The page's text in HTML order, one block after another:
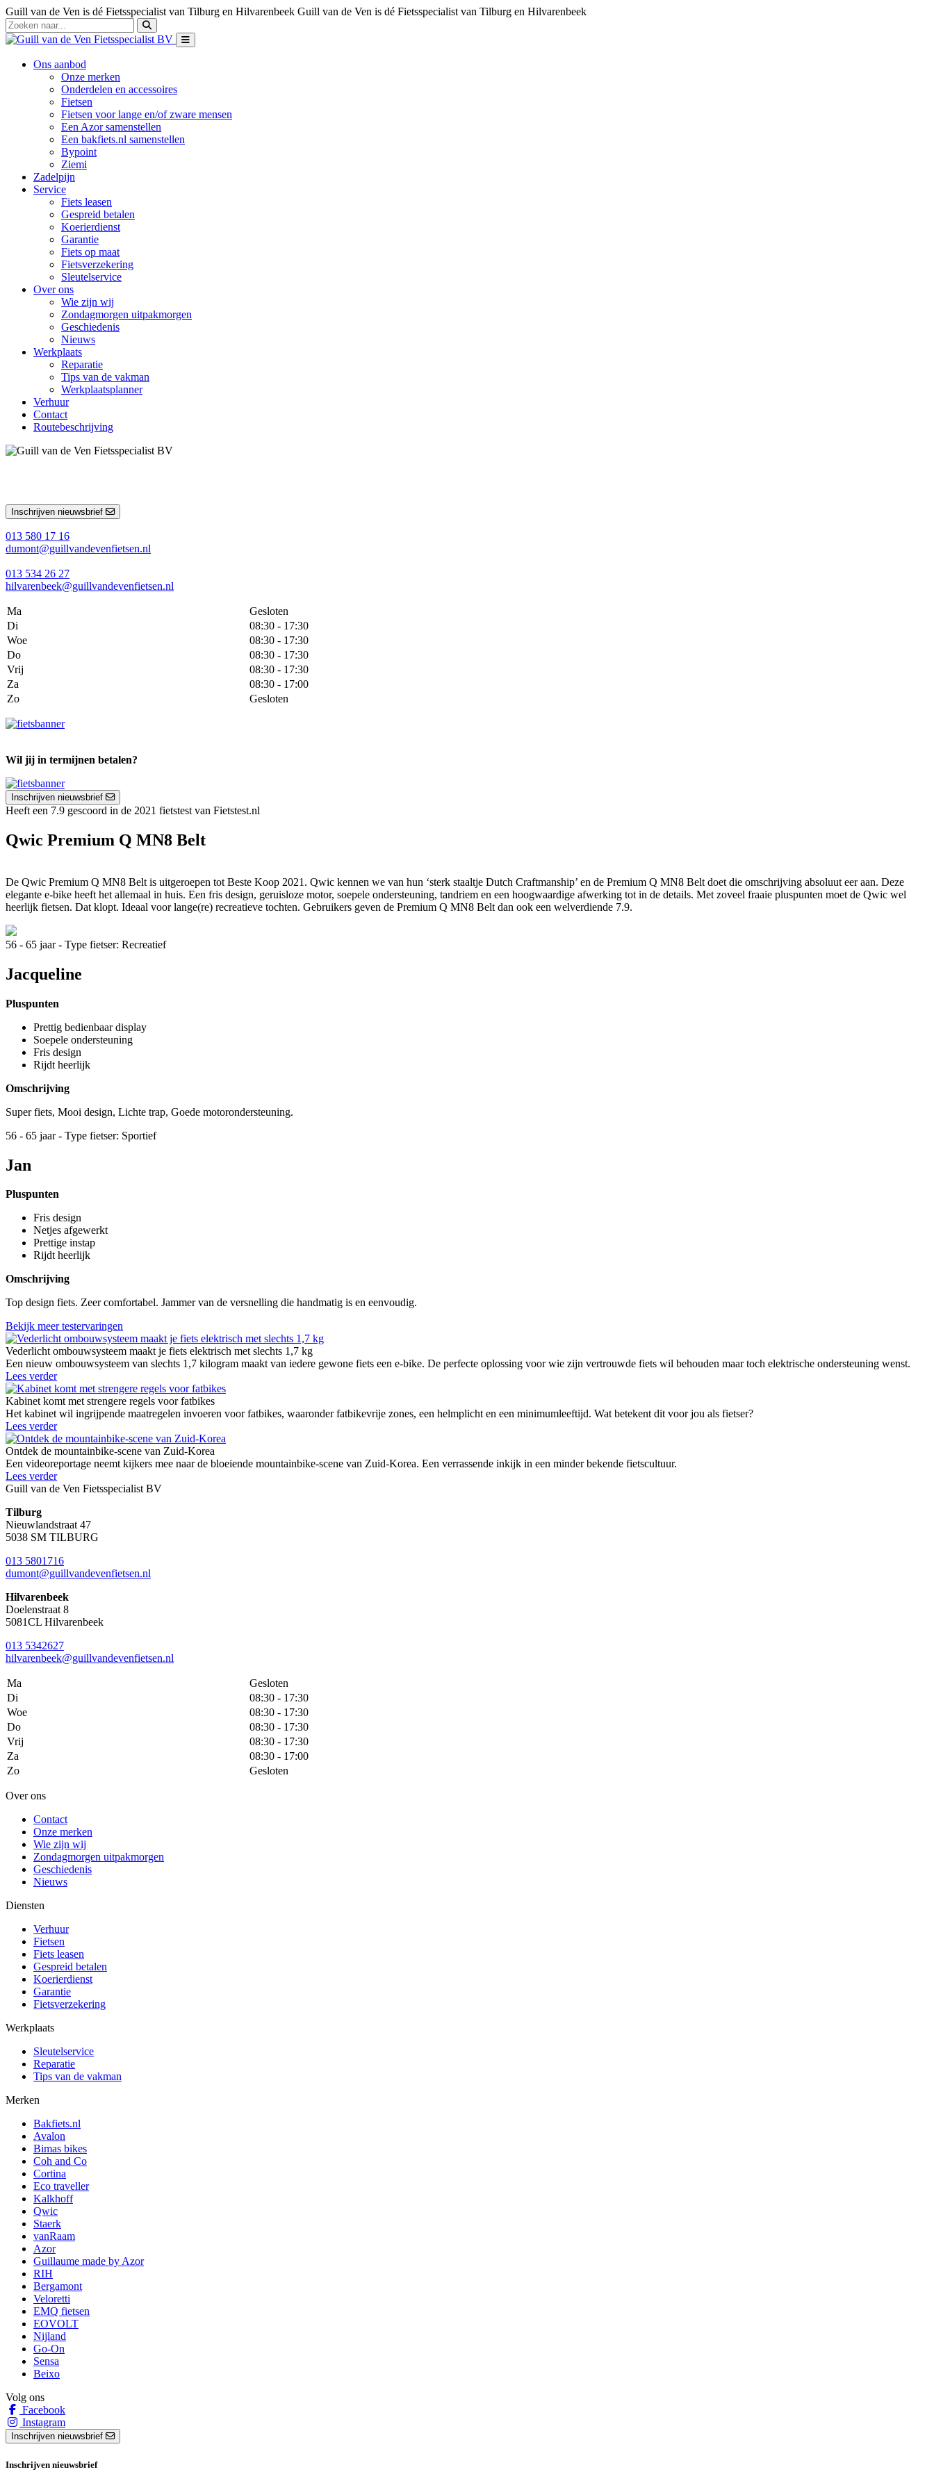
Guill van de Ven is dé Fietsspecialist van Tilburg en Hilvarenbeek Guill van de Ven is dé Fietsspecialist van Tilburg en Hilvarenbeek
Ons aanbod
Onze merken
Onderdelen en accessoires
Fietsen
Fietsen voor lange en/of zware mensen
Een Azor samenstellen
Een bakfiets.nl samenstellen
Bypoint
Ziemi
Zadelpijn
Service
Fiets leasen
Gespreid betalen
Koerierdienst
Garantie
Fiets op maat
Fietsverzekering
Sleutelservice
Over ons
Wie zijn wij
Zondagmorgen uitpakmorgen
Geschiedenis
Nieuws
Werkplaats
Reparatie
Tips van de vakman
Werkplaatsplanner
Verhuur
Contact
Routebeschrijving
Inschrijven nieuwsbrief
013 580 17 16
dumont@guillvandevenfietsen.nl
013 534 26 27
hilvarenbeek@guillvandevenfietsen.nl
Ma
Gesloten
Di
08:30 - 17:30
Woe
08:30 - 17:30
Do
08:30 - 17:30
Vrij
08:30 - 17:30
Za
08:30 - 17:00
Zo
Gesloten
Wil jij in termijnen betalen?
Inschrijven nieuwsbrief
Heeft een 7.9 gescoord in de 2021 fietstest van Fietstest.nl
Qwic Premium Q MN8 Belt
De Qwic Premium Q MN8 Belt is uitgeroepen tot Beste Koop 2021. Qwic kennen we van hun ‘sterk staaltje Dutch Craftmanship’ en de Premium Q MN8 Belt doet die omschrijving absoluut eer aan. Deze
elegante e-bike heeft het allemaal in huis. Een fris design, geruisloze motor, soepele ondersteuning, tandriem en een hoogwaardige afwerking tot in de details. Met zoveel fraaie pluspunten moet de Qwic wel
heerlijk fietsen. Dat klopt. Ideaal voor lange(re) recreatieve tochten. Gebruikers geven de Premium Q MN8 Belt dan ook een welverdiende 7.9.
56 - 65 jaar - Type fietser: Recreatief
Jacqueline
Pluspunten
Prettig bedienbaar display
Soepele ondersteuning
Fris design
Rijdt heerlijk
Omschrijving
Super fiets, Mooi design, Lichte trap, Goede motorondersteuning.
56 - 65 jaar - Type fietser: Sportief
Jan
Pluspunten
Fris design
Netjes afgewerkt
Prettige instap
Rijdt heerlijk
Omschrijving
Top design fiets. Zeer comfortabel. Jammer van de versnelling die handmatig is en eenvoudig.
Bekijk meer testervaringen
Vederlicht ombouwsysteem maakt je fiets elektrisch met slechts 1,7 kg
Een nieuw ombouwsysteem van slechts 1,7 kilogram maakt van iedere gewone fiets een e-bike. De perfecte oplossing voor wie zijn vertrouwde fiets wil behouden maar toch elektrische ondersteuning wenst.
Lees verder
Kabinet komt met strengere regels voor fatbikes
Het kabinet wil ingrijpende maatregelen invoeren voor fatbikes, waaronder fatbikevrije zones, een helmplicht en een minimumleeftijd. Wat betekent dit voor jou als fietser?
Lees verder
Ontdek de mountainbike-scene van Zuid-Korea
Een videoreportage neemt kijkers mee naar de bloeiende mountainbike-scene van Zuid-Korea. Een verrassende inkijk in een minder bekende fietscultuur.
Lees verder
Guill van de Ven Fietsspecialist BV
Tilburg
Nieuwlandstraat 47
5038 SM TILBURG
013 5801716
dumont@guillvandevenfietsen.nl
Hilvarenbeek
Doelenstraat 8
5081CL Hilvarenbeek
013 5342627
hilvarenbeek@guillvandevenfietsen.nl
Ma
Gesloten
Di
08:30 - 17:30
Woe
08:30 - 17:30
Do
08:30 - 17:30
Vrij
08:30 - 17:30
Za
08:30 - 17:00
Zo
Gesloten
Over ons
Contact
Onze merken
Wie zijn wij
Zondagmorgen uitpakmorgen
Geschiedenis
Nieuws
Diensten
Verhuur
Fietsen
Fiets leasen
Gespreid betalen
Koerierdienst
Garantie
Fietsverzekering
Werkplaats
Sleutelservice
Reparatie
Tips van de vakman
Merken
Bakfiets.nl
Avalon
Bimas bikes
Coh and Co
Cortina
Eco traveller
Kalkhoff
Qwic
Staerk
vanRaam
Azor
Guillaume made by Azor
RIH
Bergamont
Veloretti
EMQ fietsen
EOVOLT
Nijland
Go-On
Sensa
Beixo
Volg ons
Facebook
Instagram
Inschrijven nieuwsbrief
Inschrijven nieuwsbrief